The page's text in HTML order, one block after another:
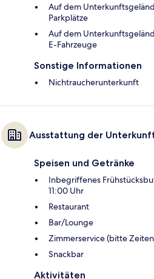
Auf dem
Parkplätze
Auf dem
E-Fahrzeuge
Sonstige Informationen
Nichtraucherunterkunft
Ausstattung der
Speisen und Getränke
Inbegriffenes
11:00 Uhr
Restaurant
Bar/Lounge
Zimmerservice (bitte
Snackbar
Aktivitäten